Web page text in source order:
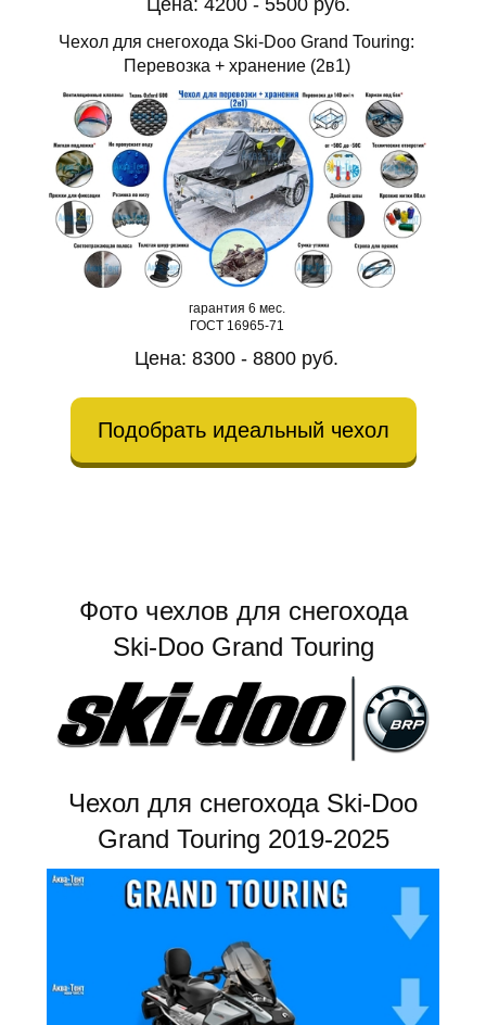
Цена: 4200 - 5500 руб.
Чехол для снегохода Ski-Doo Grand Touring:
Перевозка + хранение (2в1)
гарантия 6 мес.
ГОСТ 16965-71
Цена: 8300 - 8800 руб.
Подобрать идеальный чехол
Фото чехлов для снегохода
Ski-Doo Grand Touring
Чехол для снегохода Ski-Doo
Grand Touring 2019-2025